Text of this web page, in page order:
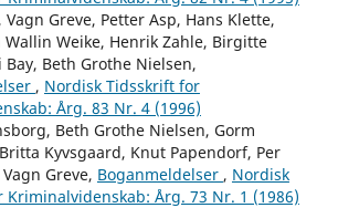
Vagn Greve, Petter Asp, Hans Klette,
Wallin Weike, Henrik Zahle, Birgitte
Bay, Beth Grothe Nielsen,
, Nordisk Tidsskrift for
Årg. 83 Nr. 4 (1996)
Beth Grothe Nielsen, Gorm
Kyvsgaard, Knut Papendorf, Per
Greve, Boganmeldelser , Nordisk
Årg. 73 Nr. 1 (1986)